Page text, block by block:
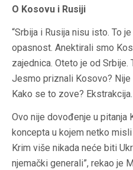
O Kosovu i Rusiji
“Srbija i Rusija nisu isto. To
opasnost. Anektirali smo
zajednica. Oteto je od Srbije.
Jesmo priznali Kosovo? Nije
Kako se to zove?
Ovo nije dovođenje u pitanja
koncepta u kojem netko
Krim više nikada neće biti
njemački generali”, rekao je